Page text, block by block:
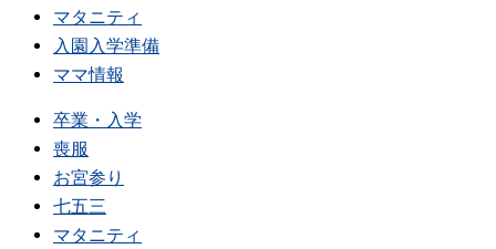
マタニティ
入園入学準備
ママ情報
卒業・入学
喪服
お宮参り
七五三
マタニティ